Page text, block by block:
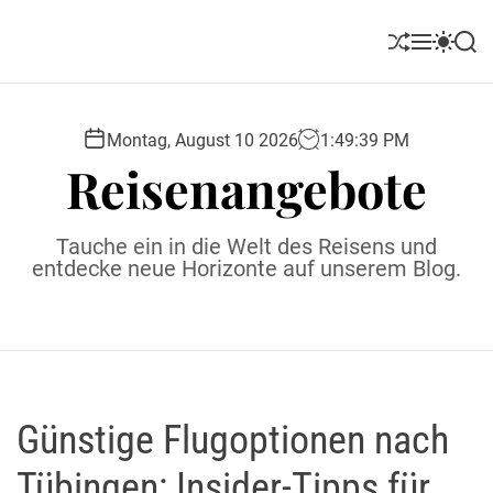
S
l
M S
o
r
e
S
Montag, August 10 2026 1 :49:40 PM
Reisenangebote
Tauche ein in die Welt des Reisens und
entdecke neue Horizonte auf unserem Blog.
Günstige Flugoptionen nach